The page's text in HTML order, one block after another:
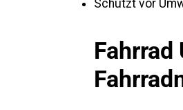
Schützt vor